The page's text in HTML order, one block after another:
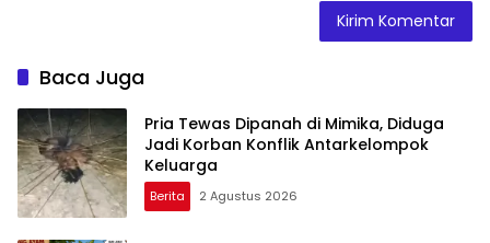
Baca Juga
Pria Tewas Dipanah di Mimika, Diduga
Jadi Korban Konflik Antarkelompok
Keluarga
Berita 2 Agustus 2026